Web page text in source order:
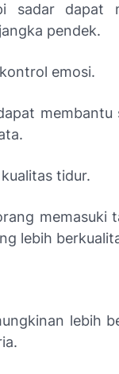
sadar dapat
pendek.
emosi.
membantu
tidur.
memasuki
lebih
lebih